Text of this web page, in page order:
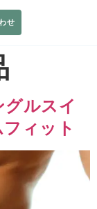
せ
ルスイ
ィット